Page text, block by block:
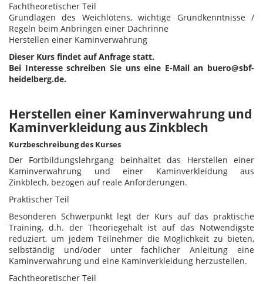
Fachtheoretischer Teil
Grundlagen des Weichlötens, wichtige Grundkenntnisse /
Regeln beim Anbringen einer Dachrinne
Herstellen einer Kaminverwahrung
Dieser Kurs findet auf Anfrage statt.
Bei Interesse schreiben Sie uns eine E-Mail an buero@sbf-
heidelberg.de.
Herstellen einer Kaminverwahrung und
Kaminverkleidung aus Zinkblech
Kurzbeschreibung des Kurses
Der Fortbildungslehrgang beinhaltet das Herstellen einer
Kaminverwahrung und einer Kaminverkleidung aus
Zinkblech, bezogen auf reale Anforderungen.
Praktischer Teil
Besonderen Schwerpunkt legt der Kurs auf das praktische
Training, d.h. der Theoriegehalt ist auf das Notwendigste
reduziert, um jedem Teilnehmer die Möglichkeit zu bieten,
selbständig und/oder unter fachlicher Anleitung eine
Kaminverwahrung und eine Kaminverkleidung herzustellen.
Fachtheoretischer Teil